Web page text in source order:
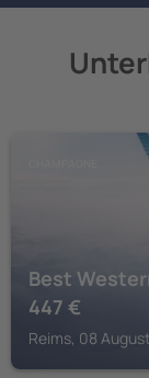
Best
447 €
Reims, 08